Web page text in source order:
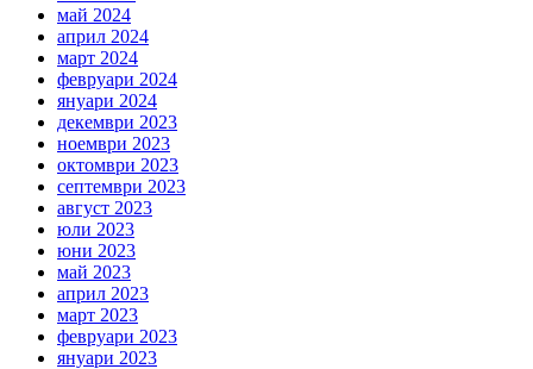
май 2024
април 2024
март 2024
февруари 2024
януари 2024
декември 2023
ноември 2023
октомври 2023
септември 2023
август 2023
юли 2023
юни 2023
май 2023
април 2023
март 2023
февруари 2023
януари 2023